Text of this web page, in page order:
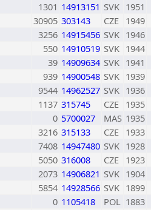
1301 14913151 SVK 1951
30905 303143 CZE 1949
3256 14915456 SVK 1946
550 14910519 SVK 1944
39 14909634 SVK 1941
939 14900548 SVK 1939
9544 14962527 SVK 1936
1137 315745 CZE 1935
0 5700027 MAS 1935
3216 315133 CZE 1933
7408 14947480 SVK 1928
5050 316008 CZE 1923
2073 14906821 SVK 1904
5854 14928566 SVK 1899
0 1105418 POL 1883